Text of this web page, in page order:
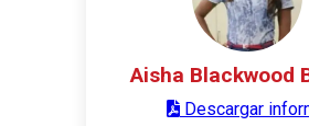
Aisha Blackwood
Descargar